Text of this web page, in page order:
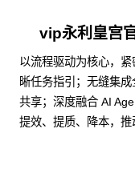
vip永利皇宫
以流程驱动为核心，
晰任务指引；无缝集
共享；深度融合 AI
提效、提质、降本，推